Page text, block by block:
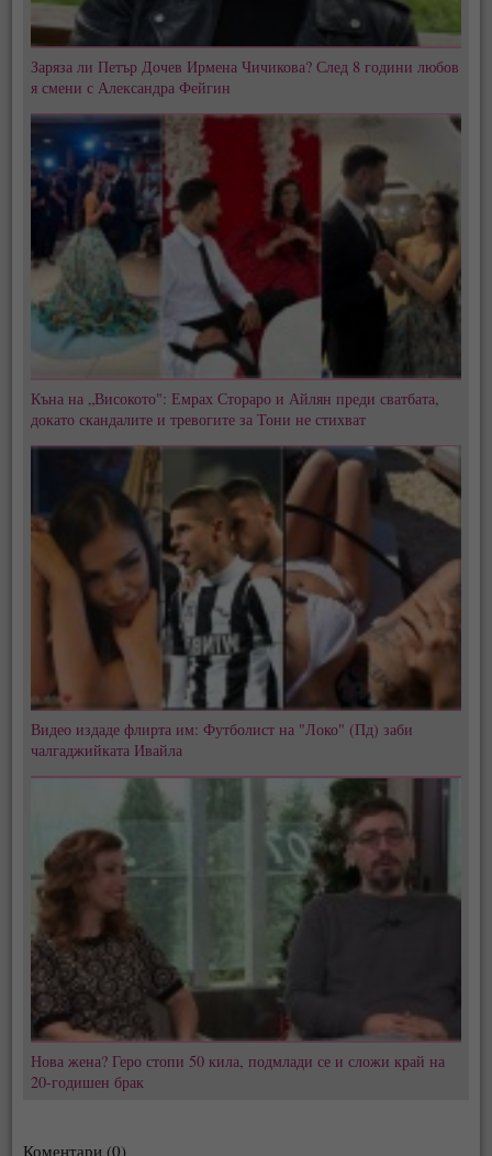
Заряза ли Петър Дочев Ирмена Чичикова? След 8 години любов
я смени с Александра Фейгин
Къна на „Високото": Емрах Стораро и Айлян преди сватбата,
докато скандалите и тревогите за Тони не стихват
Видео издаде флирта им: Футболист на "Локо" (Пд) заби
чалгаджийката Ивайла
Нова жена? Геро стопи 50 кила, подмлади се и сложи край на
20-годишен брак
Коментари (0)